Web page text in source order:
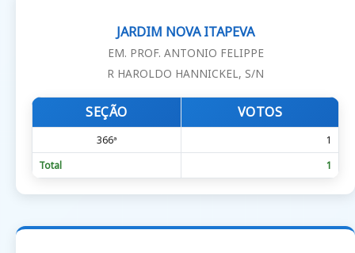
JARDIM NOVA ITAPEVA
EM. PROF. ANTONIO FELIPPE
R HAROLDO HANNICKEL, S/N
SEÇÃO VOTOS
366ª
1
Total
1